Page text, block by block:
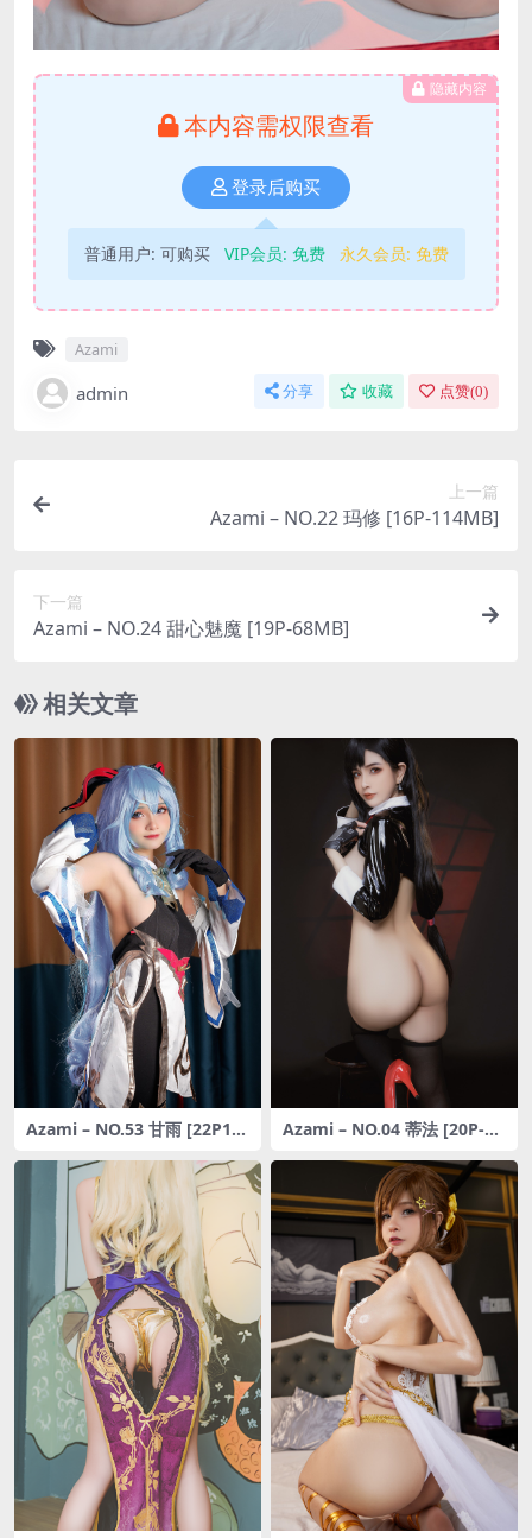
隐藏内容
本内容需权限查看
登录后购买
普通用户: 可购买 VIP会员: 免费 永久会员: 免费
Azami
admin 分享 收藏 点赞(0)
上一篇
Azami – NO.22 玛修 [16P-114MB]
下一篇
Azami – NO.24 甜心魅魔 [19P-68MB]
相关文章
Azami – NO.53 甘雨 [22P1V-
Azami – NO.04 蒂法 [20P-23